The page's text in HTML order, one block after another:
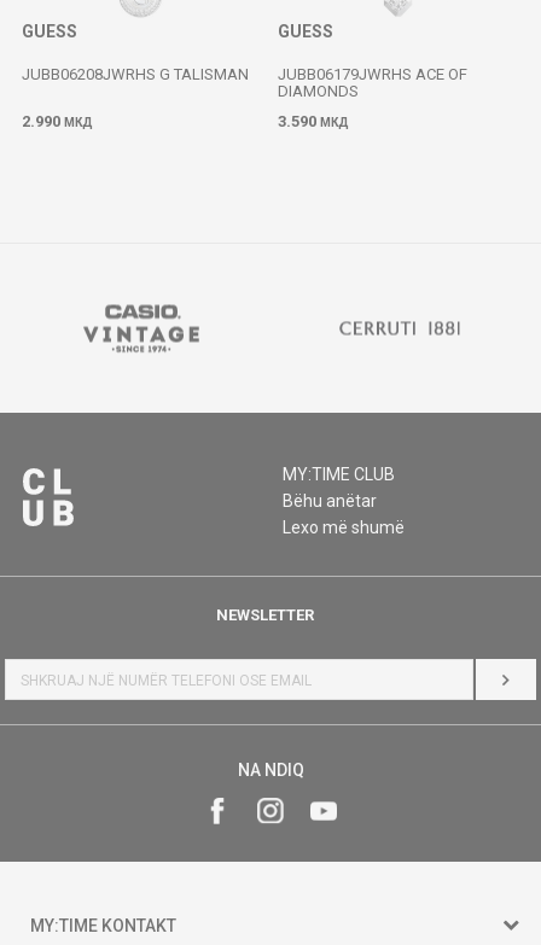
GUESS
JUBB06208JWRHS G TALISMAN
2.990 МКД
GUESS
JUBB06179JWRHS ACE OF
DIAMONDS
3.590 МКД
MY:TIME CLUB
Bëhu anëtar
Lexo më shumë
NEWSLETTER
HYR
NA NDIQ
MY:TIME KONTAKT